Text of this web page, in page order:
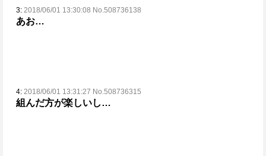
3: 2018/06/01 13:30:08 No.508736138
あお…
4: 2018/06/01 13:31:27 No.508736315
組んだ方が楽しいし…